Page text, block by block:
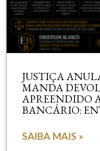
JUSTIÇA
MANDA
APREENDIDO
BANCÁRIO:
SAIBA MAIS »